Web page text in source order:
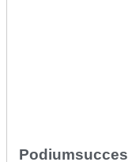
Podiumsucces